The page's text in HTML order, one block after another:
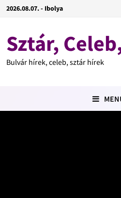
2026.08.07. - Ibolya
Sztár,
Bulvár hírek, celeb, sztár hírek